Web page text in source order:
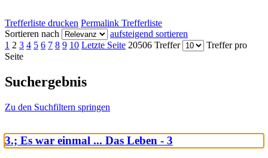
Trefferliste drucken Permalink Trefferliste
Sortieren nach
aufsteigend sortieren
1 2 3 4 5 6 7 8 9 10 Letzte Seite 20506 Treffer
Treffer pro
Seite
Suchergebnis
Zu den Suchfiltern springen
3.; Es war einmal ... Das Leben - 3